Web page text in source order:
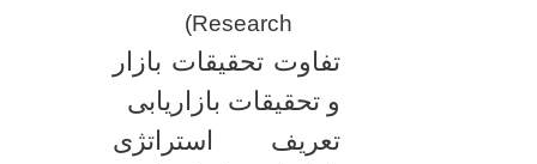
Research)
تفاوت تحقیقات بازار
و تحقیقات بازاریابی
تعریف استراتژی